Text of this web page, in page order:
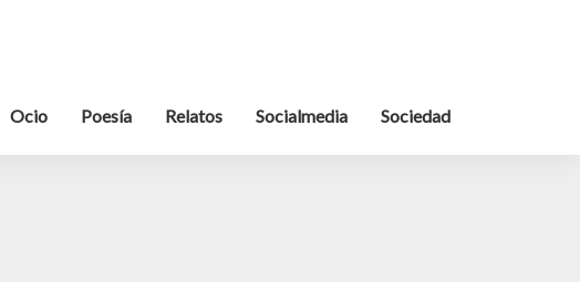
Ocio Poesía Relatos Socialmedia Sociedad